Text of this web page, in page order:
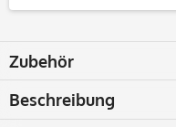
Zubehör
Beschreibung